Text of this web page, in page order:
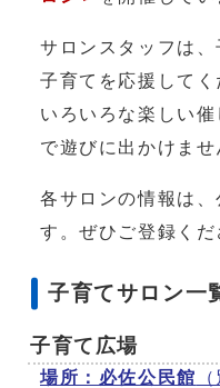
サロンスタッフは、
子育てを応援して
いろいろな楽しい
で遊びに出かけませ
各サロンの情報は
す。ぜひご登録くだ
子育てサロン一
子育て広場
場所：必佐公民館